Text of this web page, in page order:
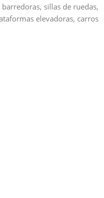
sillas de ruedas,
elevadoras, carros